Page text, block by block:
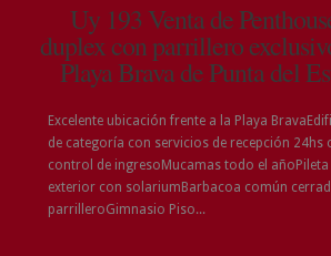
Uy 193 Venta de
duplex con parrillero
Playa Brava de Punta del
Excelente ubicación frente a la Playa
de categoría con servicios de recepción 24hs
control de ingresoMucamas todo el añoPileta
exterior con solariumBarbacoa común
parrilleroGimnasio Piso...